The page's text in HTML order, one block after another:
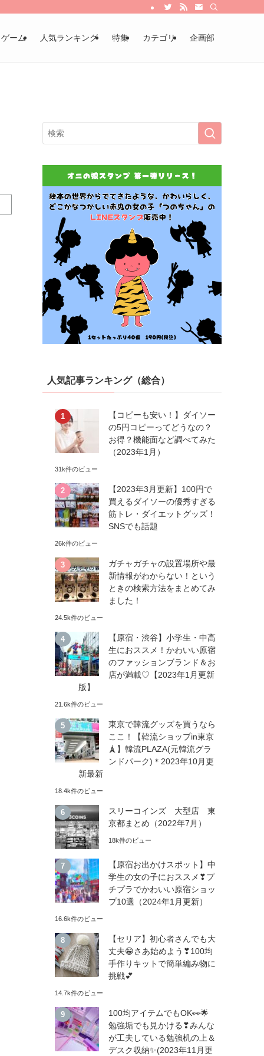
ーム 人気ランキング 特集 カテゴリ 企画部
人気記事ランキング（総合）
【コピーも安い！】ダイソー
の5円コピーってどうなの？
お得？機能面など調べてみた
（2023年1月）
31k件のビュー
【2023年3月更新】100円で
買えるダイソーの優秀すぎる
筋トレ・ダイエットグッズ！
SNSでも話題
26k件のビュー
ガチャガチャの設置場所や最
新情報がわからない！という
ときの検索方法をまとめてみ
ました！
24.5k件のビュー
【原宿・渋谷】小学生・中高
生におススメ！かわいい原宿
のファッションブランド＆お
店が満載♡【2023年1月更新
版】
21.6k件のビュー
東京で韓流グッズを買うなら
ここ！【韓流ショップin東京
🗼】韓流PLAZA(元韓流グラ
ンドパーク)＊2023年10月更
新最新
18.4k件のビュー
スリーコインズ 大型店 東
京都まとめ（2022年7月）
18k件のビュー
【原宿お出かけスポット】中
学生の女の子におススメ❣プ
チプラでかわいい原宿ショッ
プ10選（2024年1月更新）
16.6k件のビュー
【セリア】初心者さんでも大
丈夫😁さあ始めよう❣100均
手作りキットで簡単編み物に
挑戦💕
14.7k件のビュー
100均アイテムでもOK👀🌟
勉強垢でも見かける❣みんな
が工夫している勉強机の上＆
デスク収納✨(2023年11月更